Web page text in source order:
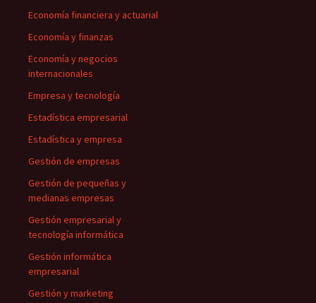
Economía financiera y actuarial
Economía y finanzas
Economía y negocios
internacionales
Empresa y tecnología
Estadística empresarial
Estadística y empresa
Gestión de empresas
Gestión de pequeñas y
medianas empresas
Gestión empresarial y
tecnología informática
Gestión informática
empresarial
Gestión y marketing